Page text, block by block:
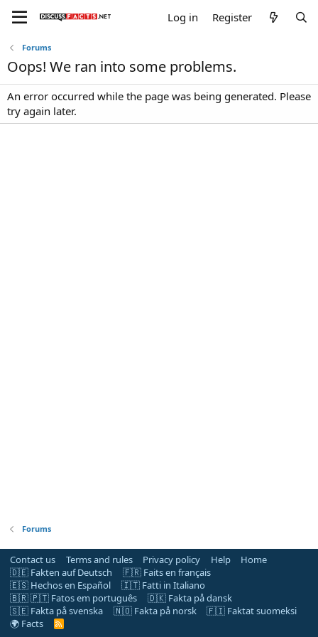
Log in Register
Forums
Oops! We ran into some problems.
An error occurred while the page was being generated. Please
try again later.
Forums
Contact us Terms and rules Privacy policy Help
Home
🇩🇪 Fakten auf Deutsch
🇫🇷 Faits en français
🇪🇸 Hechos en Español
🇮🇹 Fatti in Italiano
🇧🇷 🇵🇹 Fatos em português
🇩🇰 Fakta på dansk
🇸🇪 Fakta på svenska
🇳🇴 Fakta på norsk
🇫🇮 Faktat suomeksi
🌍 Facts
R